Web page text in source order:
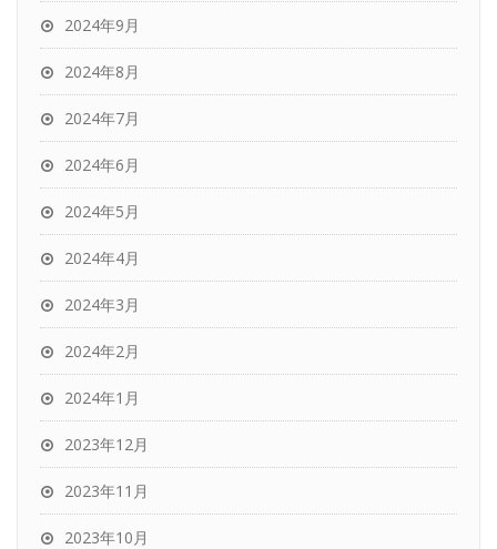
2024年9月
2024年8月
2024年7月
2024年6月
2024年5月
2024年4月
2024年3月
2024年2月
2024年1月
2023年12月
2023年11月
2023年10月